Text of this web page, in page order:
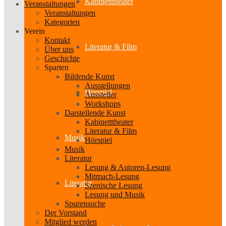
Literatur & Film
Hörspiel
Musik
Literatur
Veranstaltungen
Veranstaltungen
Kategorien
Verein
Kontakt
Über uns
Geschichte
Sparten
Bildende Kunst
Ausstellungen
Aussteller
Workshops
Darstellende Kunst
Kabinetttheater
Literatur & Film
Hörspiel
Musik
Literatur
Lesung & Autoren-Lesung
Mitmach-Lesung
Szenische Lesung
Lesung und Musik
Spurensuche
Der Vorstand
Mitglied werden